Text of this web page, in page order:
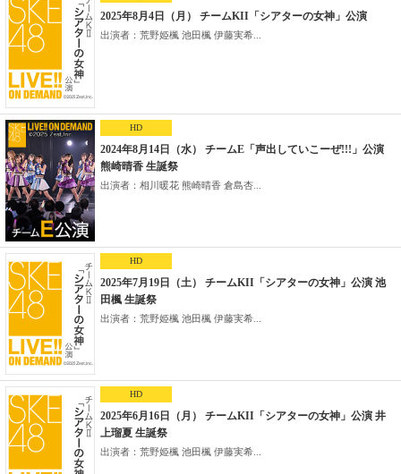
2025年8月4日（月） チームKII「シアターの女神」公演
出演者：荒野姫楓 池田楓 伊藤実希...
HD
2024年8月14日（水） チームE「声出していこーぜ!!!」公演
熊崎晴香 生誕祭
出演者：相川暖花 熊崎晴香 倉島杏...
HD
2025年7月19日（土） チームKII「シアターの女神」公演 池
田楓 生誕祭
出演者：荒野姫楓 池田楓 伊藤実希...
HD
2025年6月16日（月） チームKII「シアターの女神」公演 井
上瑠夏 生誕祭
出演者：荒野姫楓 池田楓 伊藤実希...